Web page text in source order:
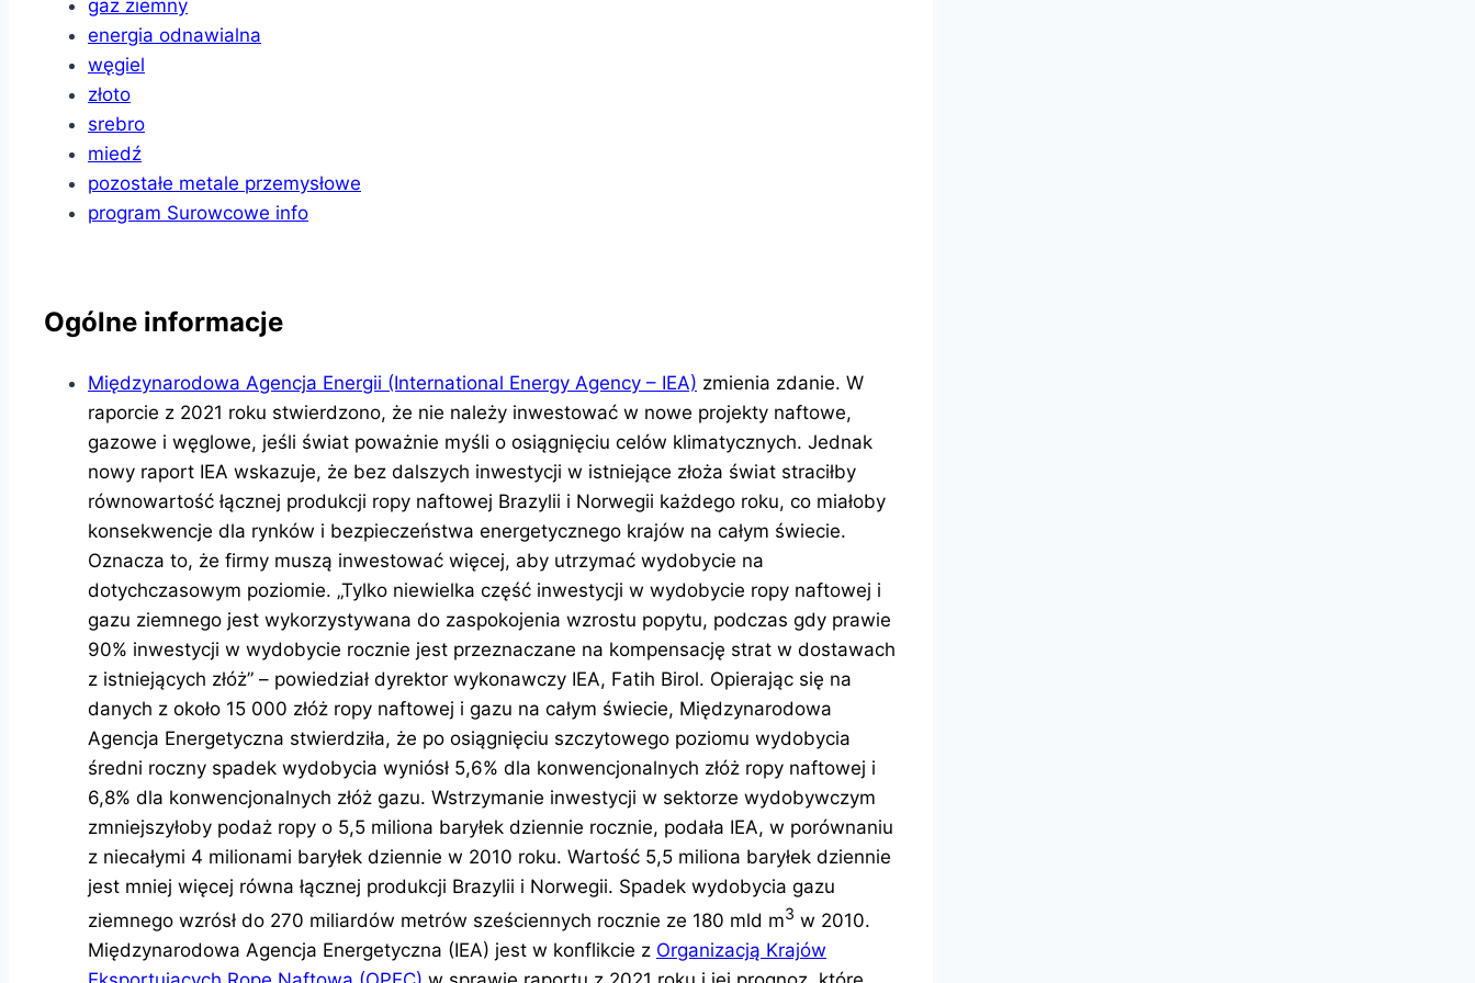
gaz ziemny
energia odnawialna
węgiel
złoto
srebro
miedź
pozostałe metale przemysłowe
program Surowcowe info
Ogólne informacje
Międzynarodowa Agencja Energii (International Energy Agency – IEA) zmienia zdanie. W
raporcie z 2021 roku stwierdzono, że nie należy inwestować w nowe projekty naftowe,
gazowe i węglowe, jeśli świat poważnie myśli o osiągnięciu celów klimatycznych. Jednak
nowy raport IEA wskazuje, że bez dalszych inwestycji w istniejące złoża świat straciłby
równowartość łącznej produkcji ropy naftowej Brazylii i Norwegii każdego roku, co miałoby
konsekwencje dla rynków i bezpieczeństwa energetycznego krajów na całym świecie.
Oznacza to, że firmy muszą inwestować więcej, aby utrzymać wydobycie na
dotychczasowym poziomie. „Tylko niewielka część inwestycji w wydobycie ropy naftowej i
gazu ziemnego jest wykorzystywana do zaspokojenia wzrostu popytu, podczas gdy prawie
90% inwestycji w wydobycie rocznie jest przeznaczane na kompensację strat w dostawach
z istniejących złóż” – powiedział dyrektor wykonawczy IEA, Fatih Birol. Opierając się na
danych z około 15 000 złóż ropy naftowej i gazu na całym świecie, Międzynarodowa
Agencja Energetyczna stwierdziła, że ​​po osiągnięciu szczytowego poziomu wydobycia
średni roczny spadek wydobycia wyniósł 5,6% dla konwencjonalnych złóż ropy naftowej i
6,8% dla konwencjonalnych złóż gazu. Wstrzymanie inwestycji w sektorze wydobywczym
zmniejszyłoby podaż ropy o 5,5 miliona baryłek dziennie rocznie, podała IEA, w porównaniu
z niecałymi 4 milionami baryłek dziennie w 2010 roku. Wartość 5,5 miliona baryłek dziennie
jest mniej więcej równa łącznej produkcji Brazylii i Norwegii. Spadek wydobycia gazu
ziemnego wzrósł do 270 miliardów metrów sześciennych rocznie ze 180 mld m3 w 2010.
Międzynarodowa Agencja Energetyczna (IEA) jest w konflikcie z Organizacją Krajów